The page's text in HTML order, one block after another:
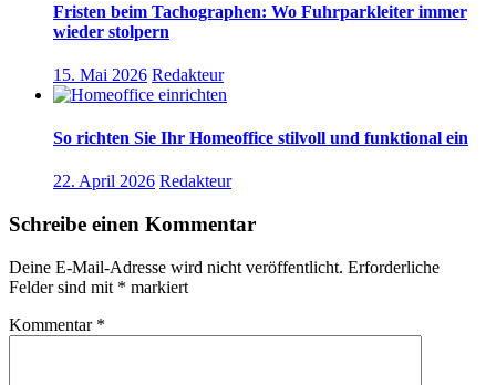
Fristen beim Tachographen: Wo Fuhrparkleiter immer
wieder stolpern
15. Mai 2026 Redakteur
So richten Sie Ihr Homeoffice stilvoll und funktional ein
22. April 2026 Redakteur
Schreibe einen Kommentar
Deine E-Mail-Adresse wird nicht veröffentlicht. Erforderliche
Felder sind mit * markiert
Kommentar *